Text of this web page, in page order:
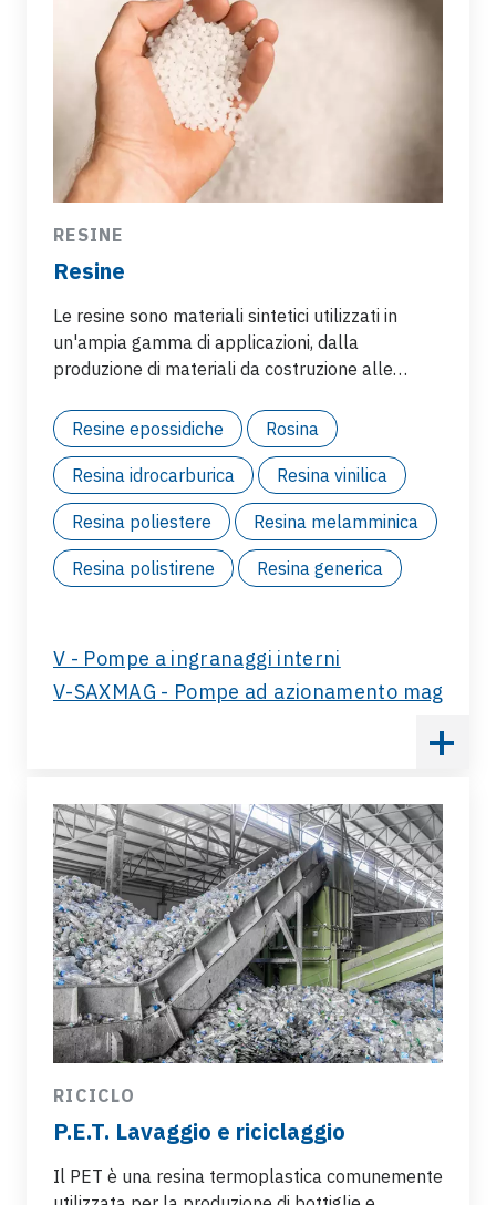
RESINE
Resine
Le resine sono materiali sintetici utilizzati in
un'ampia gamma di applicazioni, dalla
produzione di materiali da costruzione alle
alle gomme, con campi di applicazione e
produzione ampiamente diversi e diffusi:
Resine epossidiche Rosina
Resina idrocarburica Resina vinilica
Resina poliestere Resina melamminica
Resina polistirene Resina generica
V - Pompe a ingranaggi interni
V-SAXMAG - Pompe ad azionamento
RICICLO
P.E.T. Lavaggio e riciclaggio
Il PET è una resina termoplastica comunemente